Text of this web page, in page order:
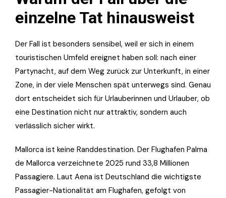
einzelne Tat hinausweist
Der Fall ist besonders sensibel, weil er sich in einem
touristischen Umfeld ereignet haben soll: nach einer
Partynacht, auf dem Weg zurück zur Unterkunft, in einer
Zone, in der viele Menschen spät unterwegs sind. Genau
dort entscheidet sich für Urlauberinnen und Urlauber, ob
eine Destination nicht nur attraktiv, sondern auch
verlässlich sicher wirkt.
Mallorca ist keine Randdestination. Der Flughafen Palma
de Mallorca verzeichnete 2025 rund 33,8 Millionen
Passagiere. Laut Aena ist Deutschland die wichtigste
Passagier-Nationalität am Flughafen, gefolgt von